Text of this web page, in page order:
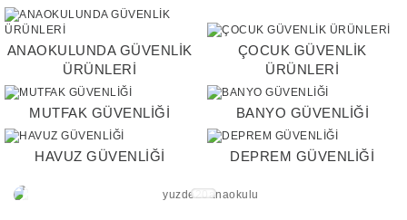
ANAOKULUNDA GÜVENLİK
ÜRÜNLERİ
ÇOCUK GÜVENLİK
ÜRÜNLERİ
MUTFAK GÜVENLİĞİ BANYO GÜVENLİĞİ
HAVUZ GÜVENLİĞİ DEPREM GÜVENLİĞİ